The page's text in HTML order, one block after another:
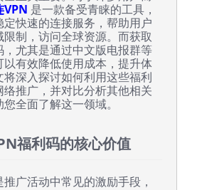
VPN 是一款备受青睐的工具，
定快速的连接服务，帮助用户
限制，访问全球资源。而获取
，尤其是通过中文版电报群等
以有效降低使用成本，提升体
将深入探讨如何利用这些福利
络推广，并对比分析其他相关
全面了解这一领域。
福利码的核心价值
广活动中常见的激励手段，